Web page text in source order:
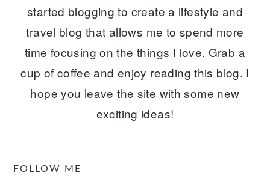
started blogging to create a lifestyle and
travel blog that allows me to spend more
time focusing on the things I love. Grab a
cup of coffee and enjoy reading this blog. I
hope you leave the site with some new
exciting ideas!
FOLLOW ME